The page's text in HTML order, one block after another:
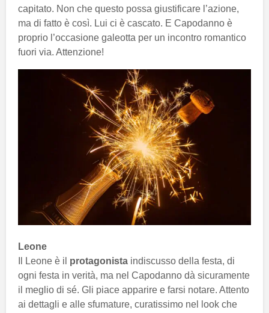
capitato. Non che questo possa giustificare l’azione,
ma di fatto è così. Lui ci è cascato. E Capodanno è
proprio l’occasione galeotta per un incontro romantico
fuori via. Attenzione!
Leone
Il Leone è il protagonista indiscusso della festa, di
ogni festa in verità, ma nel Capodanno dà sicuramente
il meglio di sé. Gli piace apparire e farsi notare. Attento
ai dettagli e alle sfumature, curatissimo nel look che